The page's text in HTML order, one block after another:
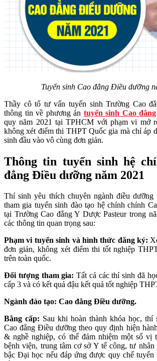
Tuyển sinh Cao đẳng Điều dưỡng
Thầy cô tổ tư vấn tuyển sinh Trường Cao
thông tin về phương án tuyển sinh Cao
quy năm 2021 tại TPHCM với phạm vi mở
không xét điểm thi THPT Quốc gia mà chỉ áp
sinh đầu vào vô cùng đơn giản.
Thông tin tuyển sinh hệ
đẳng Điều dưỡng năm 2021
Thí sinh yêu thích chuyên ngành điều
tham gia tuyển sinh đào tạo hệ chính chính
tại Trường Cao đẳng Y Dược Pasteur trong
các thông tin quan trọng sau:
Phạm vi tuyển sinh và hình thức đăng ký:
đơn giản, không xét điểm thi tốt nghiệp
trên toàn quốc.
Đối tượng tham gia: Tất cả các thí sinh đã
cấp 3 và có kết quả đậu kết quả tốt nghiệp
Ngành đào tạo: Cao đẳng Điều dưỡng.
Bằng cấp: Sau khi hoàn thành khóa học, thí
Cao đẳng Điều dưỡng theo quy định hiện
& nghề nghiệp, có thể đảm nhiệm một số vị
bệnh viện, trung tâm cơ sở Y tế công, tư nhân
bậc Đại học nếu đáp ứng được quy chế tuyển